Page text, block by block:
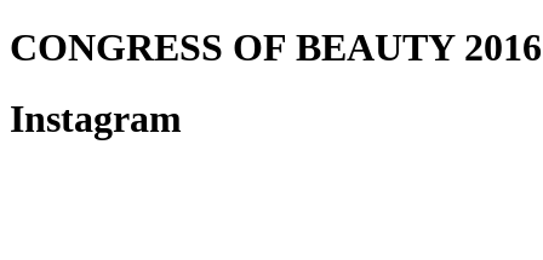
CONGRESS OF BEAUTY 2016
Instagram